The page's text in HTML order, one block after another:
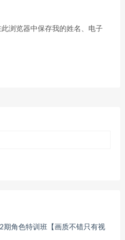
此浏览器中保存我的姓名、电子
期角色特训班【画质不错只有视